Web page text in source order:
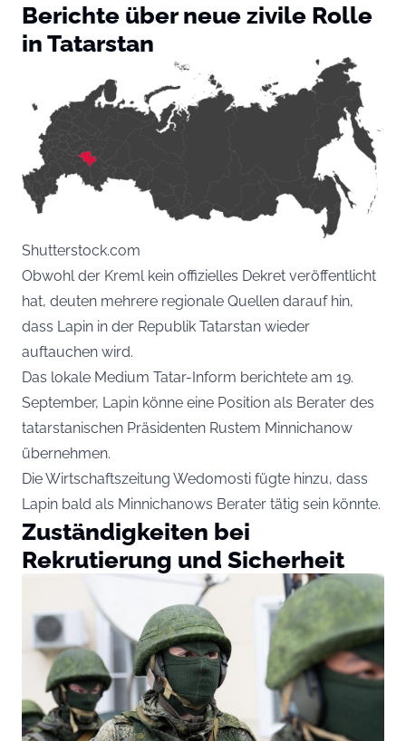
Berichte über neue zivile Rolle
in Tatarstan
Shutterstock.com
Obwohl der Kreml kein offizielles Dekret veröffentlicht
hat, deuten mehrere regionale Quellen darauf hin,
dass Lapin in der Republik Tatarstan wieder
auftauchen wird.
Das lokale Medium Tatar-Inform berichtete am 19.
September, Lapin könne eine Position als Berater des
tatarstanischen Präsidenten Rustem Minnichanow
übernehmen.
Die Wirtschaftszeitung Wedomosti fügte hinzu, dass
Lapin bald als Minnichanows Berater tätig sein könnte.
Zuständigkeiten bei
Rekrutierung und Sicherheit